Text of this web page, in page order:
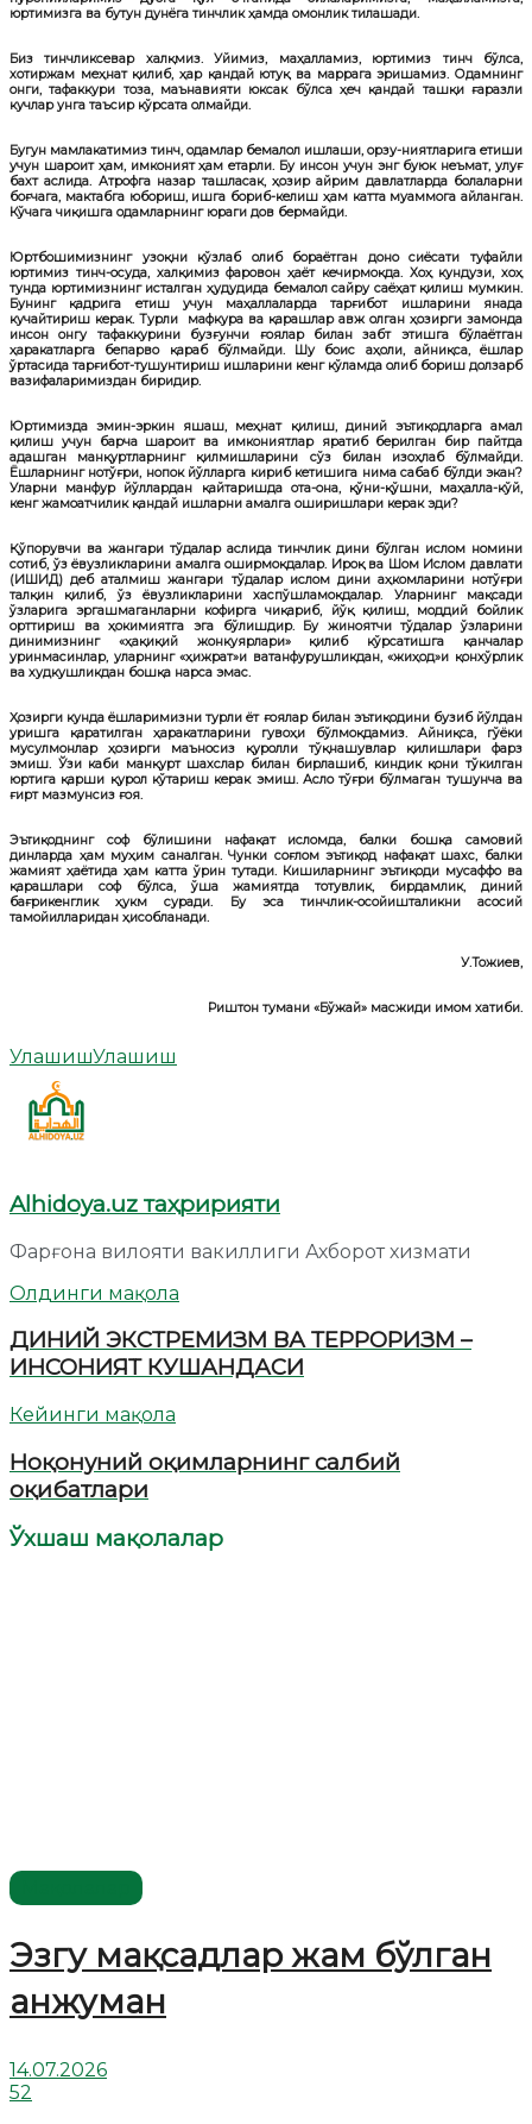
юртимизга ва бутун дунёга тинчлик ҳамда омонлик тилашади.
Биз тинчликсевар халқмиз. Уйимиз, маҳалламиз, юртимиз тинч бўлса,
хотиржам меҳнат қилиб, ҳар қандай ютуқ ва маррага эришамиз. Одамнинг
онги, тафаккури тоза, маънавияти юксак бўлса ҳеч қандай ташқи ғаразли
кучлар унга таъсир кўрсата олмайди.
Бугун мамлакатимиз тинч, одамлар бемалол ишлаши, орзу-ниятларига етиши
учун шароит ҳам, имконият ҳам етарли. Бу инсон учун энг буюк неъмат, улуғ
бахт аслида. Атрофга назар ташласак, ҳозир айрим давлатларда болаларни
боғчага, мактабга юбориш, ишга бориб-келиш ҳам катта муаммога айланган.
Кўчага чиқишга одамларнинг юраги дов бермайди.
Юртбошимизнинг узоқни кўзлаб олиб бораётган доно сиёсати туфайли
юртимиз тинч-осуда, халқимиз фаровон ҳаёт кечирмоқда. Хоҳ кундузи, хоҳ
тунда юртимизнинг исталган ҳудудида бемалол сайру саёҳат қилиш мумкин.
Бунинг қадрига етиш учун маҳаллаларда тарғибот ишларини янада
кучайтириш керак. Турли мафкура ва қарашлар авж олган ҳозирги замонда
инсон онгу тафаккурини бузғунчи ғоялар билан забт этишга бўлаётган
ҳаракатларга бепарво қараб бўлмайди. Шу боис аҳоли, айниқса, ёшлар
ўртасида тарғибот-тушунтириш ишларини кенг кўламда олиб бориш долзарб
вазифаларимиздан биридир.
Юртимизда эмин-эркин яшаш, меҳнат қилиш, диний эътиқодларга амал
қилиш учун барча шароит ва имкониятлар яратиб берилган бир пайтда
адашган манқуртларнинг қилмишларини сўз билан изоҳлаб бўлмайди.
Ёшларнинг нотўғри, нопок йўлларга кириб кетишига нима сабаб бўлди экан?
Уларни манфур йўллардан қайтаришда ота-она, қўни-қўшни, маҳалла-кўй,
кенг жамоатчилик қандай ишларни амалга оширишлари керак эди?
Қўпорувчи ва жангари тўдалар аслида тинчлик дини бўлган ислом номини
сотиб, ўз ёвузликларини амалга оширмоқдалар. Ироқ ва Шом Ислом давлати
(ИШИД) деб аталмиш жангари тўдалар ислом дини аҳкомларини нотўғри
талқин қилиб, ўз ёвузликларини хаспўшламоқдалар. Уларнинг мақсади
ўзларига эргашмаганларни кофирга чиқариб, йўқ қилиш, моддий бойлик
орттириш ва ҳокимиятга эга бўлишдир. Бу жиноятчи тўдалар ўзларини
динимизнинг «ҳақиқий жонкуярлари» қилиб кўрсатишга қанчалар
уринмасинлар, уларнинг «ҳижрат»и ватанфурушликдан, «жиҳод»и қонхўрлик
ва худкушликдан бошқа нарса эмас.
Ҳозирги кунда ёшларимизни турли ёт ғоялар билан эътиқодини бузиб йўлдан
уришга қаратилган ҳаракатларини гувоҳи бўлмоқдамиз. Айниқса, гўёки
мусулмонлар ҳозирги маъносиз қуролли тўқнашувлар қилишлари фарз
эмиш. Ўзи каби манқурт шахслар билан бирлашиб, киндик қони тўкилган
юртига қарши қурол кўтариш керак эмиш. Асло тўғри бўлмаган тушунча ва
ғирт мазмунсиз ғоя.
Эътиқоднинг соф бўлишини нафақат исломда, балки бошқа самовий
динларда ҳам муҳим саналган. Чунки соғлом эътиқод нафақат шахс, балки
жамият ҳаётида ҳам катта ўрин тутади. Кишиларнинг эътиқоди мусаффо ва
қарашлари соф бўлса, ўша жамиятда тотувлик, бирдамлик, диний
бағрикенглик ҳукм суради. Бу эса тинчлик-осойишталикни асосий
тамойилларидан ҳисобланади.
У.Тожиев,
Риштон тумани «Бўжай» масжиди имом хатиби.
УлашишУлашиш
Alhidoya.uz таҳририяти
Фарғона вилояти вакиллиги Ахборот хизмати
Олдинги мақола
ДИНИЙ ЭКСТРЕМИЗМ ВА ТЕРРОРИЗМ –
ИНСОНИЯТ КУШАНДАСИ
Кейинги мақола
Ноқонуний оқимларнинг салбий
оқибатлари
Ўхшаш мақолалар
Эзгу мақсадлар жам бўлган
анжуман
14.07.2026
52